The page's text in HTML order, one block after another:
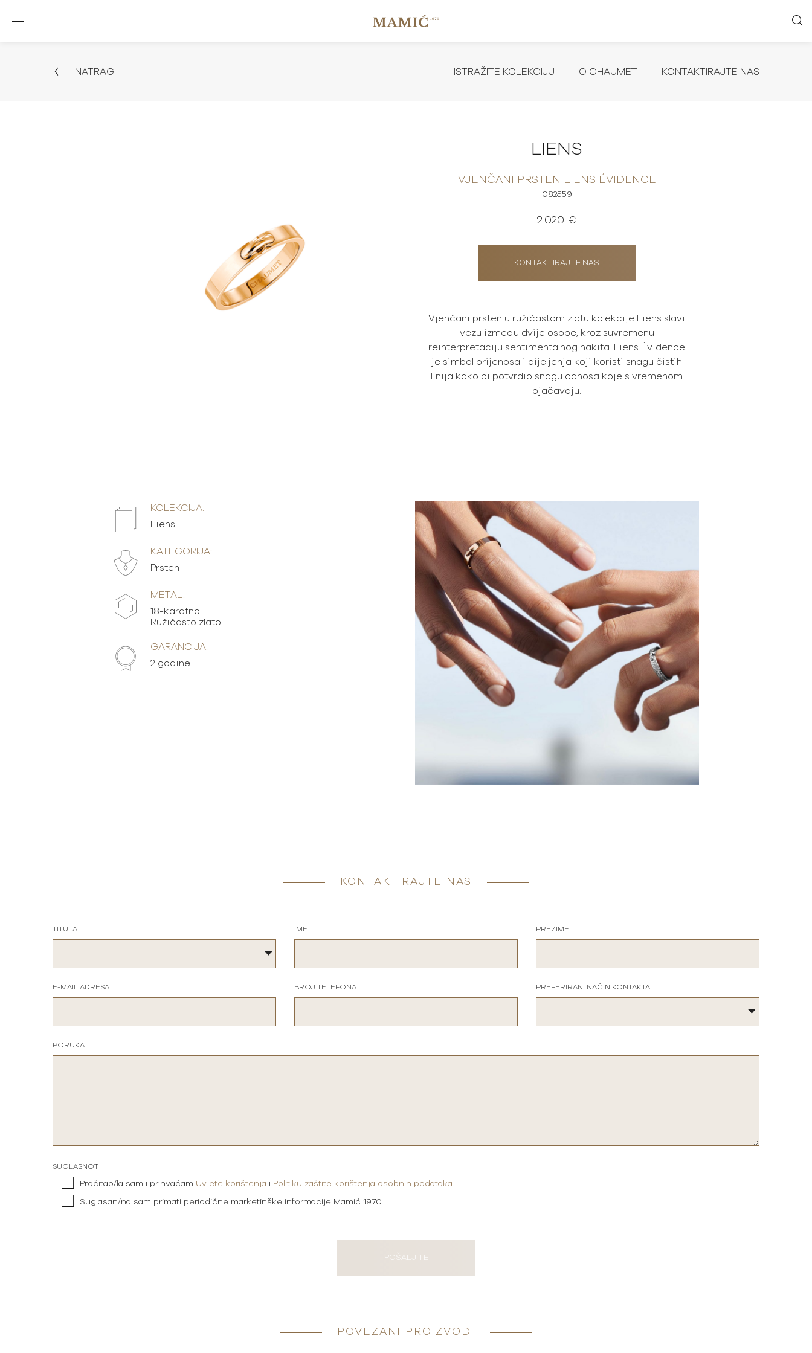
NATRAG ISTRAŽITE KOLEKCIJU O CHAUMET KONTAKTIRAJTE NAS
LIENS
VJENČANI PRSTEN LIENS ÉVIDENCE
082559
2.020 €
KONTAKTIRAJTE NAS
Vjenčani prsten u ružičastom zlatu kolekcije Liens slavi
vezu između dvije osobe, kroz suvremenu
reinterpretaciju sentimentalnog nakita. Liens Évidence
je simbol prijenosa i dijeljenja koji koristi snagu čistih
linija kako bi potvrdio snagu odnosa koje s vremenom
ojačavaju.
KOLEKCIJA:
Liens
KATEGORIJA:
Prsten
METAL:
18-karatno
Ružičasto zlato
GARANCIJA:
2 godine
KONTAKTIRAJTE NAS
TITULA IME PREZIME
E-MAIL ADRESA BROJ TELEFONA PREFERIRANI NAČIN KONTAKTA
PORUKA
SUGLASNOT
Pročitao/la sam i prihvaćam Uvjete korištenja i Politiku zaštite korištenja osobnih podataka.
Suglasan/na sam primati periodične marketinške informacije Mamić 1970.
POŠALJITE
POVEZANI PROIZVODI